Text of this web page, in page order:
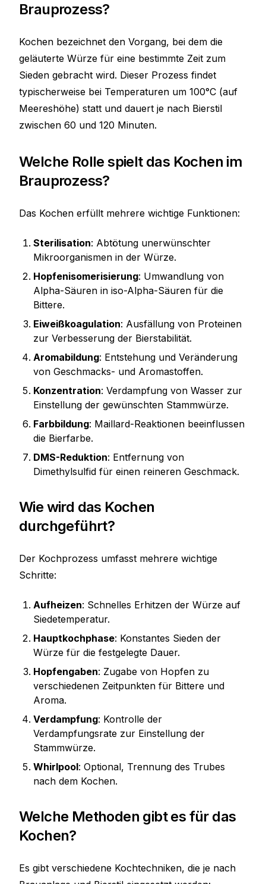
Brauprozess?
Kochen bezeichnet den Vorgang, bei dem die
geläuterte Würze für eine bestimmte Zeit zum
Sieden gebracht wird. Dieser Prozess findet
typischerweise bei Temperaturen um 100°C (auf
Meereshöhe) statt und dauert je nach Bierstil
zwischen 60 und 120 Minuten.
Welche Rolle spielt das Kochen im
Brauprozess?
Das Kochen erfüllt mehrere wichtige Funktionen:
Sterilisation: Abtötung unerwünschter
Mikroorganismen in der Würze.
Hopfenisomerisierung: Umwandlung von
Alpha-Säuren in iso-Alpha-Säuren für die
Bittere.
Eiweißkoagulation: Ausfällung von Proteinen
zur Verbesserung der Bierstabilität.
Aromabildung: Entstehung und Veränderung
von Geschmacks- und Aromastoffen.
Konzentration: Verdampfung von Wasser zur
Einstellung der gewünschten Stammwürze.
Farbbildung: Maillard-Reaktionen beeinflussen
die Bierfarbe.
DMS-Reduktion: Entfernung von
Dimethylsulfid für einen reineren Geschmack.
Wie wird das Kochen
durchgeführt?
Der Kochprozess umfasst mehrere wichtige
Schritte:
Aufheizen: Schnelles Erhitzen der Würze auf
Siedetemperatur.
Hauptkochphase: Konstantes Sieden der
Würze für die festgelegte Dauer.
Hopfengaben: Zugabe von Hopfen zu
verschiedenen Zeitpunkten für Bittere und
Aroma.
Verdampfung: Kontrolle der
Verdampfungsrate zur Einstellung der
Stammwürze.
Whirlpool: Optional, Trennung des Trubes
nach dem Kochen.
Welche Methoden gibt es für das
Kochen?
Es gibt verschiedene Kochtechniken, die je nach